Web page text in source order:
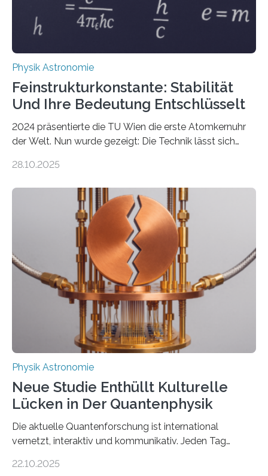
Physik Astronomie
Feinstrukturkonstante: Stabilität
Und Ihre Bedeutung Entschlüsselt
2024 präsentierte die TU Wien die erste Atomkernuhr
der Welt. Nun wurde gezeigt: Die Technik lässt sich
fundamentalen Physik nachzugehen. Thorium-
Messungen verwenden. Das hatte man jahrzehntelang
vermutet, weltweit war nach den passenden
Atomkern-Zuständen gesucht worden, 2024 gelang
einem Team der TU Wien mit Unterstützung
internationaler Partner der entscheidende Durchbruch:
Der lange diskutierte Thorium-Kernübergang wurde
gefunden. Kurz darauf konnte man zeigen, dass sich
Thorium tatsächlich nutzen lässt, um hochpräzise…
28.10.2025
Physik Astronomie
Neue Studie Enthüllt Kulturelle
Lücken in Der Quantenphysik
Die aktuelle Quantenforschung ist international
vernetzt, interaktiv und kommunikativ. Jeden Tag
oft von Autor*innen, die eng zusammenarbeiten. Neue
22.10.2025